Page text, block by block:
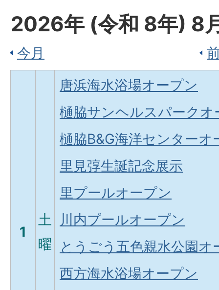
2026年 (令和 8年) 8
今月
1
土
曜
唐浜海水浴場オープン
樋脇サンヘルスパークオ
樋脇B&G海洋センターオ
里見弴生誕記念展示
里プールオープン
川内プールオープン
とうごう五色親水公園オ
西方海水浴場オープン